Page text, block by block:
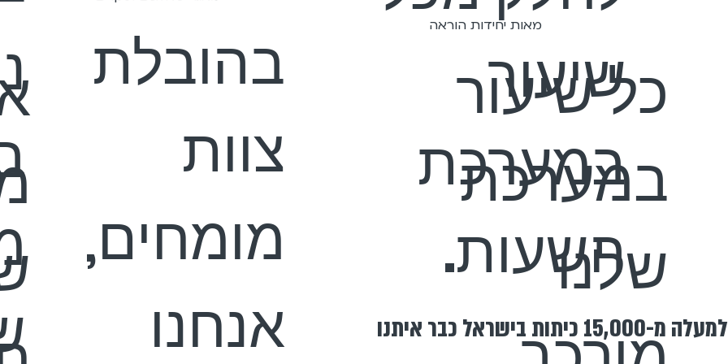
למעלה מ-15,000 כיתות בישראל כבר איתנו
בהובלת
צוות
מומחים,
אנחנו
מאות יחידות הוראה
כל שיעור
במערכת
שלנו
שיעור
במערכת
השעות.